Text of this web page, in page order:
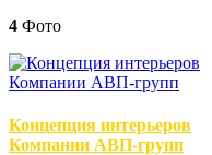
4 Фото
Концепция интерьеров
Компании АВП-групп